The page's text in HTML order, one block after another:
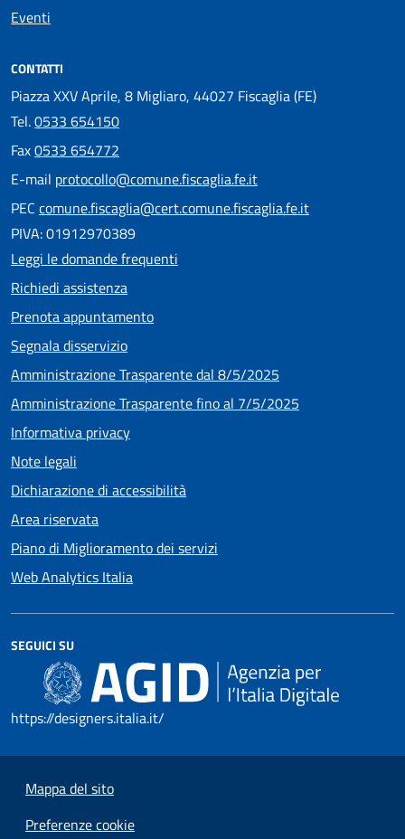
Eventi
CONTATTI
Piazza XXV Aprile, 8 Migliaro, 44027 Fiscaglia (FE)
Tel.0533 654150
Fax0533 654772
E-mail protocollo@comune.fiscaglia.fe.it
PEC comune.fiscaglia@cert.comune.fiscaglia.fe.it
PIVA: 01912970389
Leggi le domande frequenti
Richiedi assistenza
Prenota appuntamento
Segnala disservizio
Amministrazione Trasparente dal 8/5/2025
Amministrazione Trasparente fino al 7/5/2025
Informativa privacy
Note legali
Dichiarazione di accessibilità
Area riservata
Piano di Miglioramento dei servizi
Web Analytics Italia
SEGUICI SU
https://designers.italia.it/
Mappa del sito
Preferenze cookie